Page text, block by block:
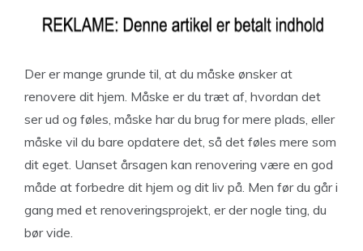
Der er mange grunde til, at du måske ønsker at
renovere dit hjem. Måske er du træt af, hvordan det
ser ud og føles, måske har du brug for mere plads, eller
måske vil du bare opdatere det, så det føles mere som
dit eget. Uanset årsagen kan renovering være en god
måde at forbedre dit hjem og dit liv på. Men før du går i
gang med et renoveringsprojekt, er der nogle ting, du
bør vide.